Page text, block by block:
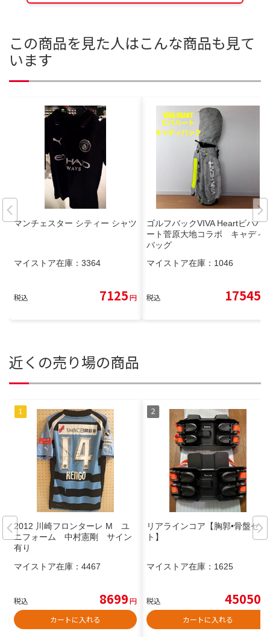
この商品を見た人はこんな商品も見て
います
マンチェスター シティー シャツ
マイストア在庫： 3364
税込 7125円
ゴルフバックVIVA Heartビハハ
ート菅原大地コラボ キャディ
バッグ
マイストア在庫： 1046
税込 17545
近くの売り場の商品
2012 川崎フロンターレ M ユ
ニフォーム 中村憲剛 サイン
有り
マイストア在庫： 4467
税込 8699円
カートに入れる
リアラインコア【胸郭•骨盤セッ
ト】
マイストア在庫： 1625
税込 45050
カートに入れる